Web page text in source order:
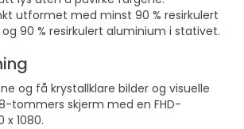
utformet med minst 90 % resirkulert
90 % resirkulert aluminium i stativet.
og få krystallklare bilder og visuelle
tommers skjerm med en FHD-
x 1080.